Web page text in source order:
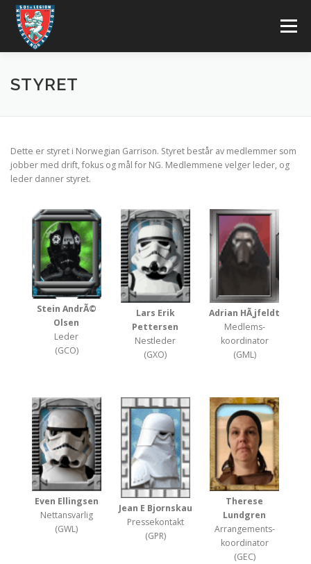
innhold
Meny
BLI MED
Nynorsk
STYRET
Dette er styret i Norwegian Garrison. Styret består av medlemmer som
jobber med drift, fokus og mål for NG. Medlemmene velger leder, og
leder danner styret.
Stein AndrÃ©
Olsen
Leder
(GCO)
Lars Erik
Pettersen
Nest­leder
(GXO)
Adrian HÃ¸jfeldt
Medlems­
koordinator
(GML)
Even Ellingsen
Nett­ansvarlig
(GWL)
Jean E Bjornskau
Presse­kontakt
(GPR)
Therese
Lundgren
Arrangements­
koordinator
(GEC)